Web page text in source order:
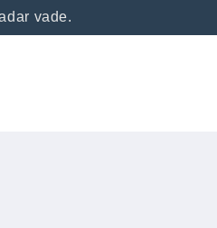
vade.